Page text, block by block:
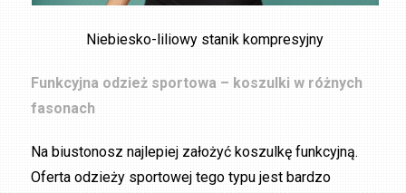
Niebiesko-liliowy stanik kompresyjny
Funkcyjna odzież sportowa – koszulki w różnych
fasonach
Na biustonosz najlepiej założyć koszulkę funkcyjną.
Oferta odzieży sportowej tego typu jest bardzo